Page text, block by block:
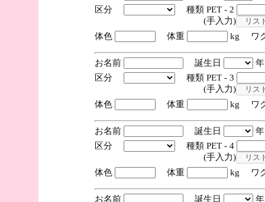
区分
種類 PET - 2
(手入力)
体色
体重 kg ワ
お名前 誕生日
区分
種類 PET - 3
(手入力)
体色
体重 kg ワ
お名前 誕生日
区分
種類 PET - 4
(手入力)
体色
体重 kg ワ
お名前 誕生日